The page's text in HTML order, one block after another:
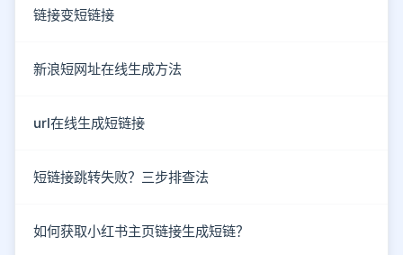
链接变短链接
新浪短网址在线生成方法
url在线生成短链接
短链接跳转失败？三步排查法
如何获取小红书主页链接生成短链？